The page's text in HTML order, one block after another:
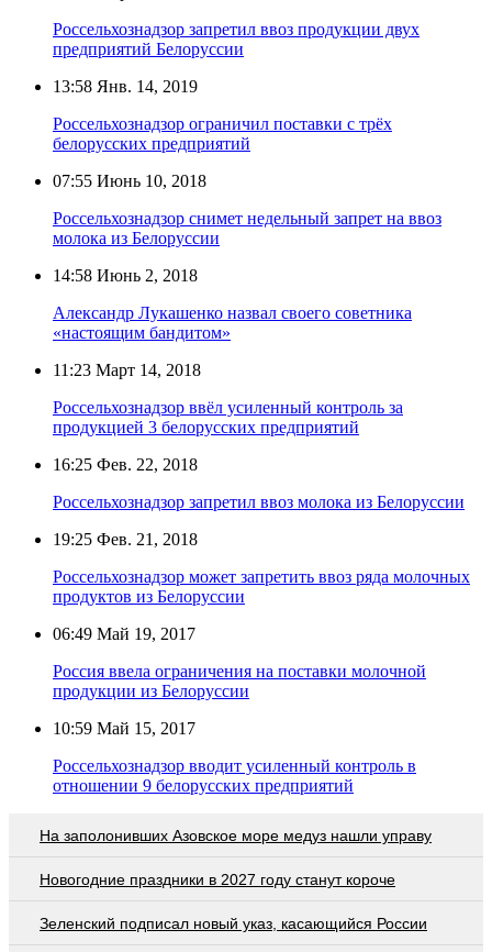
Россельхознадзор запретил ввоз продукции двух
предприятий Белоруссии
13:58 Янв. 14, 2019
Россельхознадзор ограничил поставки с трёх
белорусских предприятий
07:55 Июнь 10, 2018
Россельхознадзор снимет недельный запрет на ввоз
молока из Белоруссии
14:58 Июнь 2, 2018
Александр Лукашенко назвал своего советника
«настоящим бандитом»
11:23 Март 14, 2018
Россельхознадзор ввёл усиленный контроль за
продукцией 3 белорусских предприятий
16:25 Фев. 22, 2018
Россельхознадзор запретил ввоз молока из Белоруссии
19:25 Фев. 21, 2018
Россельхознадзор может запретить ввоз ряда молочных
продуктов из Белоруссии
06:49 Май 19, 2017
Россия ввела ограничения на поставки молочной
продукции из Белоруссии
10:59 Май 15, 2017
Россельхознадзор вводит усиленный контроль в
отношении 9 белорусских предприятий
На заполонивших Азовское море медуз нашли управу
Новогодние праздники в 2027 году станут короче
Зеленский подписал новый указ, касающийся России